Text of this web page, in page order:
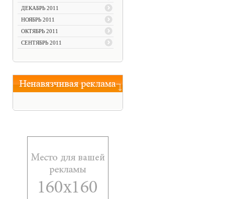
ДЕКАБРЬ 2011
НОЯБРЬ 2011
ОКТЯБРЬ 2011
СЕНТЯБРЬ 2011